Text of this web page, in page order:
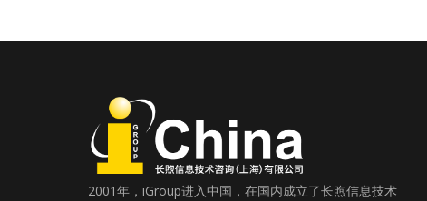
2001年，iGroup进入中国，在国内成立了长煦信息技术